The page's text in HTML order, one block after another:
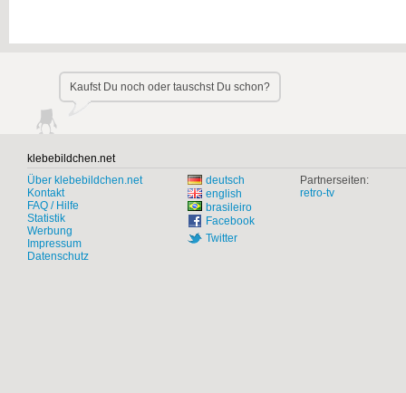
Kaufst Du noch oder tauschst Du schon?
klebebildchen.net
Über klebebildchen.net
Kontakt
FAQ / Hilfe
Statistik
Werbung
Impressum
Datenschutz
deutsch
english
brasileiro
Facebook
Twitter
Partnerseiten:
retro-tv